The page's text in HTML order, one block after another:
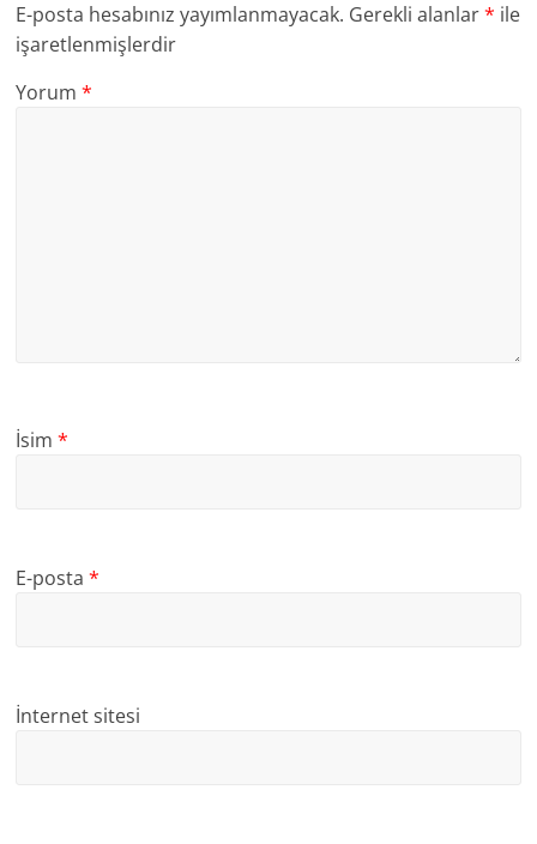
E-posta hesabınız yayımlanmayacak. Gerekli alanlar* ile
işaretlenmişlerdir
Yorum*
İsim*
E-posta*
İnternet sitesi